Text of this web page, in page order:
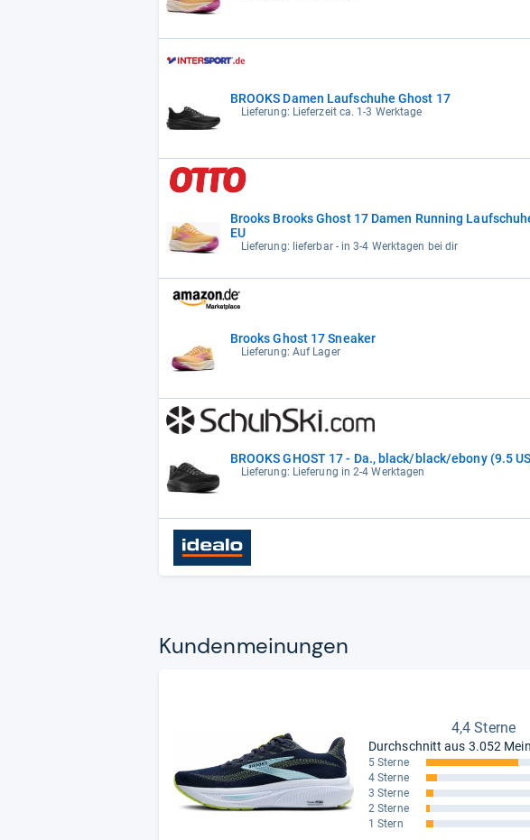
BROOKS Damen Laufschuhe Ghost 17
Lieferung: Lieferzeit ca. 1-3 Werktage
Brooks Brooks Ghost 17 Damen Running
EU
Lieferung: lieferbar - in 3-4 Werktagen bei dir
Brooks Ghost 17 Sneaker
Lieferung: Auf Lager
BROOKS GHOST 17 - Da., black/black/ebony (9.5
Lieferung: Lieferung in 2-4 Werktagen
Kun­den­mei­nun­gen
4,4 Sterne
Durchschnitt aus 3.052
5 Sterne
4 Sterne
3 Sterne
2 Sterne
1 Stern